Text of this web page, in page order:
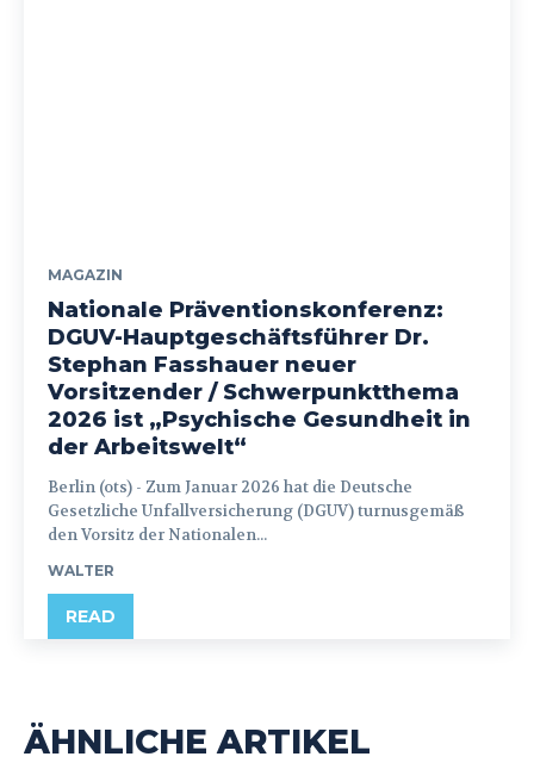
MAGAZIN
Nationale Präventionskonferenz:
DGUV-Hauptgeschäftsführer Dr.
Stephan Fasshauer neuer
Vorsitzender / Schwerpunktthema
2026 ist „Psychische Gesundheit in
der Arbeitswelt“
Berlin (ots) - Zum Januar 2026 hat die Deutsche
Gesetzliche Unfallversicherung (DGUV) turnusgemäß
den Vorsitz der Nationalen...
WALTER
READ
ÄHNLICHE ARTIKEL